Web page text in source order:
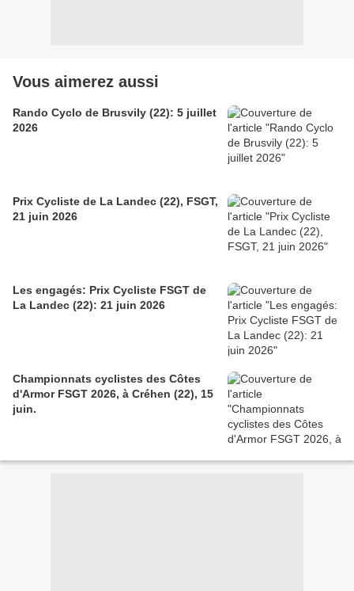
Vous aimerez aussi
Rando Cyclo de Brusvily (22): 5 juillet
2026
Prix Cycliste de La Landec (22), FSGT,
21 juin 2026
Les engagés: Prix Cycliste FSGT de
La Landec (22): 21 juin 2026
Championnats cyclistes des Côtes
d'Armor FSGT 2026, à Créhen (22), 15
juin.